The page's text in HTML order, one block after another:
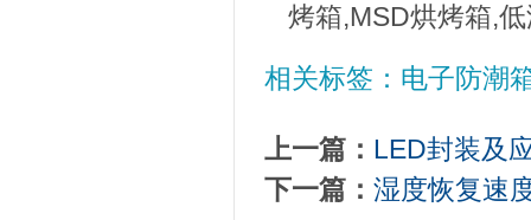
烤箱,MSD烘烤箱,
相关标签：电子防潮
上一篇： LED封装及
下一篇： 湿度恢复速